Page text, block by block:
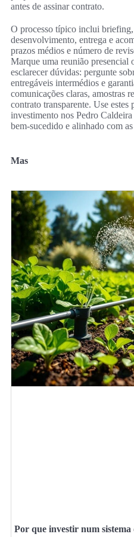
antes de assinar contrato.
O processo típico inclui
desenvolvimento, entrega e
prazos médios e número de
Marque uma reunião presencial
esclarecer dúvidas: pergunte
entregáveis intermédios e
comunicações claras, amostras
contrato transparente. Use estes
investimento nos Pedro
bem-sucedido e alinhado com as
Mas
Por que investir num sistema